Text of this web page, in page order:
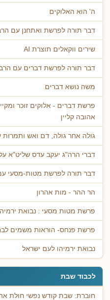
ה' הוא האלוקים
דבר תורה לפרשת ואתחנן עם
שירים ווקאלים תוצרת AI
דבר תורה לפרשת דברים עם
משה נושא דברים
פרשת דברים - אלוקים זוכר
אהובה קליין
גולה אחר גולה, דם ואש ותמרות
דברי הרה"ג יעקב עדס שליט"א
דבר תורה לפרשת מטות-מסעי עם
הר ההר - מות אהרון
פרשת מטות מסעי : נבואת
פרשת פנחס- הוראות משמים
נבואת ירמיהו לעם ישראל
לכבוד שבת
חוברת: שבת קודש נפשי חולת